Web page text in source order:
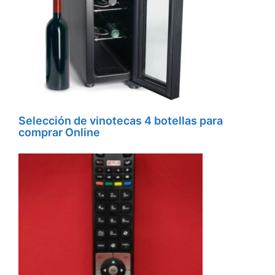
Selección de vinotecas 4 botellas para
comprar Online